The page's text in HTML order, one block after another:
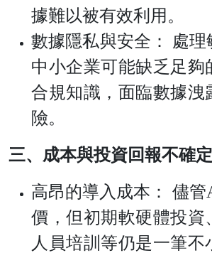
據難以被有效利用。
數據隱私與安全： 處理
中小企業可能缺乏足夠
合規知識，面臨數據洩
險。
三、成本與投資回報不確
高昂的導入成本： 儘
價，但初期軟硬體投資
人員培訓等仍是一筆不